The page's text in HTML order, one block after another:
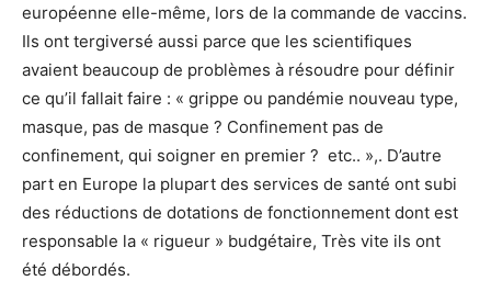
européenne elle-même, lors de la commande de vaccins.
Ils ont tergiversé aussi parce que les scientifiques
avaient beaucoup de problèmes à résoudre pour définir
ce qu’il fallait faire : « grippe ou pandémie nouveau type,
masque, pas de masque ? Confinement pas de
confinement, qui soigner en premier ? etc.. »,. D’autre
part en Europe la plupart des services de santé ont subi
des réductions de dotations de fonctionnement dont est
responsable la « rigueur » budgétaire, Très vite ils ont
été débordés.